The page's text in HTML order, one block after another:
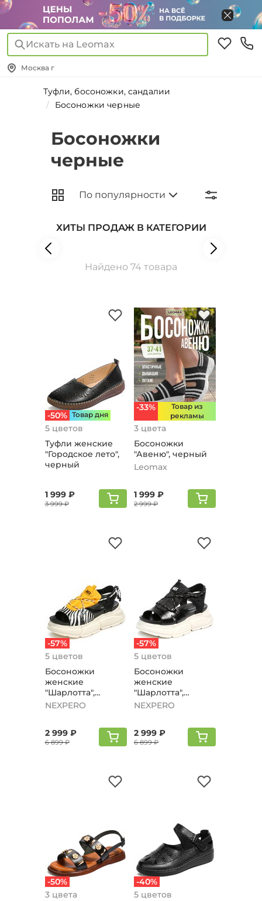
Искать на Leomax
Москва г
Туфли, босоножки, сандалии
Босоножки черные
Босоножки
черные
ХИТЫ ПРОДАЖ В КАТЕГОРИИ
Найдено 74 товара
-50% Товар дня
5 цветов
Туфли женские
"Городское лето",
черный
1 999 ₽
3 999 ₽
-33%
Товар из
рекламы
3 цвета
Босоножки
"Авеню", черный
Leomax
1 999 ₽
2 999 ₽
-57%
5 цветов
Босоножки
женские
"Шарлотта",
Черно-
NEXPERO
2 999 ₽
6 899 ₽
-57%
5 цветов
Босоножки
женские
"Шарлотта",
черный
NEXPERO
2 999 ₽
6 899 ₽
-50%
3 цвета
-40%
5 цветов